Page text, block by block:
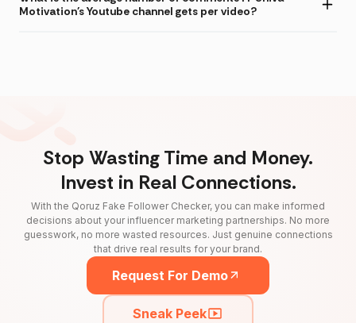
Motivation's Youtube channel gets per video?
Stop Wasting Time and Money.
Invest in Real Connections.
With the Qoruz Fake Follower Checker, you can make informed
decisions about your influencer marketing partnerships. No more
guesswork, no more wasted resources. Just genuine connections
that drive real results for your brand.
Request For Demo
Sneak Peek